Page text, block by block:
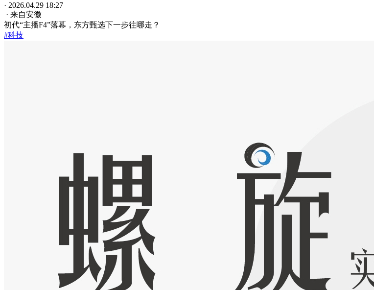
· 2026.04.29 18:27
· 来自安徽
初代“主播F4”落幕，东方甄选下一步往哪走？
#科技